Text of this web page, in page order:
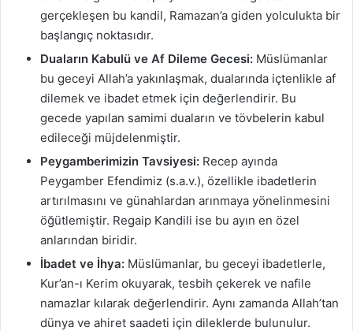
gerçekleşen bu kandil, Ramazan’a giden yolculukta bir
başlangıç noktasıdır.
Duaların Kabulü ve Af Dileme Gecesi: Müslümanlar
bu geceyi Allah’a yakınlaşmak, dualarında içtenlikle af
dilemek ve ibadet etmek için değerlendirir. Bu
gecede yapılan samimi duaların ve tövbelerin kabul
edileceği müjdelenmiştir.
Peygamberimizin Tavsiyesi: Recep ayında
Peygamber Efendimiz (s.a.v.), özellikle ibadetlerin
artırılmasını ve günahlardan arınmaya yönelinmesini
öğütlemiştir. Regaip Kandili ise bu ayın en özel
anlarından biridir.
İbadet ve İhya: Müslümanlar, bu geceyi ibadetlerle,
Kur’an-ı Kerim okuyarak, tesbih çekerek ve nafile
namazlar kılarak değerlendirir. Aynı zamanda Allah’tan
dünya ve ahiret saadeti için dileklerde bulunulur.